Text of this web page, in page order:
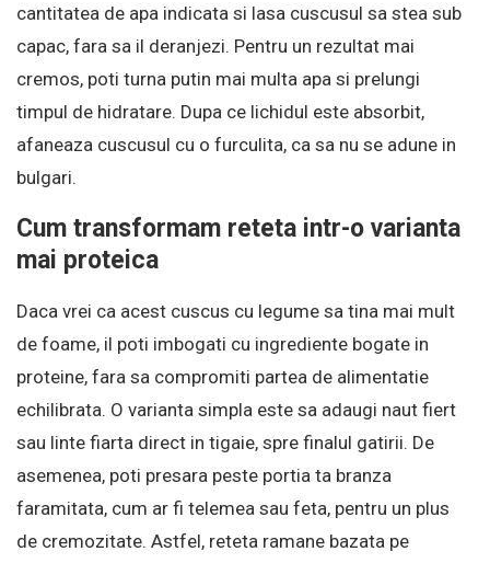
cantitatea de apa indicata si lasa cuscusul sa stea sub
capac, fara sa il deranjezi. Pentru un rezultat mai
cremos, poti turna putin mai multa apa si prelungi
timpul de hidratare. Dupa ce lichidul este absorbit,
afaneaza cuscusul cu o furculita, ca sa nu se adune in
bulgari.
Cum transformam reteta intr-o varianta
mai proteica
Daca vrei ca acest cuscus cu legume sa tina mai mult
de foame, il poti imbogati cu ingrediente bogate in
proteine, fara sa compromiti partea de alimentatie
echilibrata. O varianta simpla este sa adaugi naut fiert
sau linte fiarta direct in tigaie, spre finalul gatirii. De
asemenea, poti presara peste portia ta branza
faramitata, cum ar fi telemea sau feta, pentru un plus
de cremozitate. Astfel, reteta ramane bazata pe